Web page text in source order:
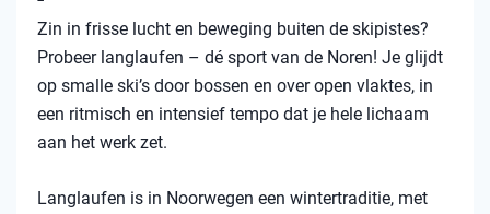
Zin in frisse lucht en beweging buiten de skipistes?
Probeer langlaufen – dé sport van de Noren! Je glijdt
op smalle ski’s door bossen en over open vlaktes, in
een ritmisch en intensief tempo dat je hele lichaam
aan het werk zet.
Langlaufen is in Noorwegen een wintertraditie, met